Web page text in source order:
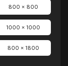
800 x 800
1000 x 1000
800 x 1800